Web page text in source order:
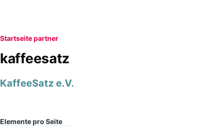
Pfadnavigation
Startseitepartner
kaffeesatz
KaffeeSatz e.V.
Elemente pro Seite